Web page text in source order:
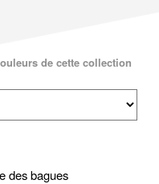
de cette collection
des bagues